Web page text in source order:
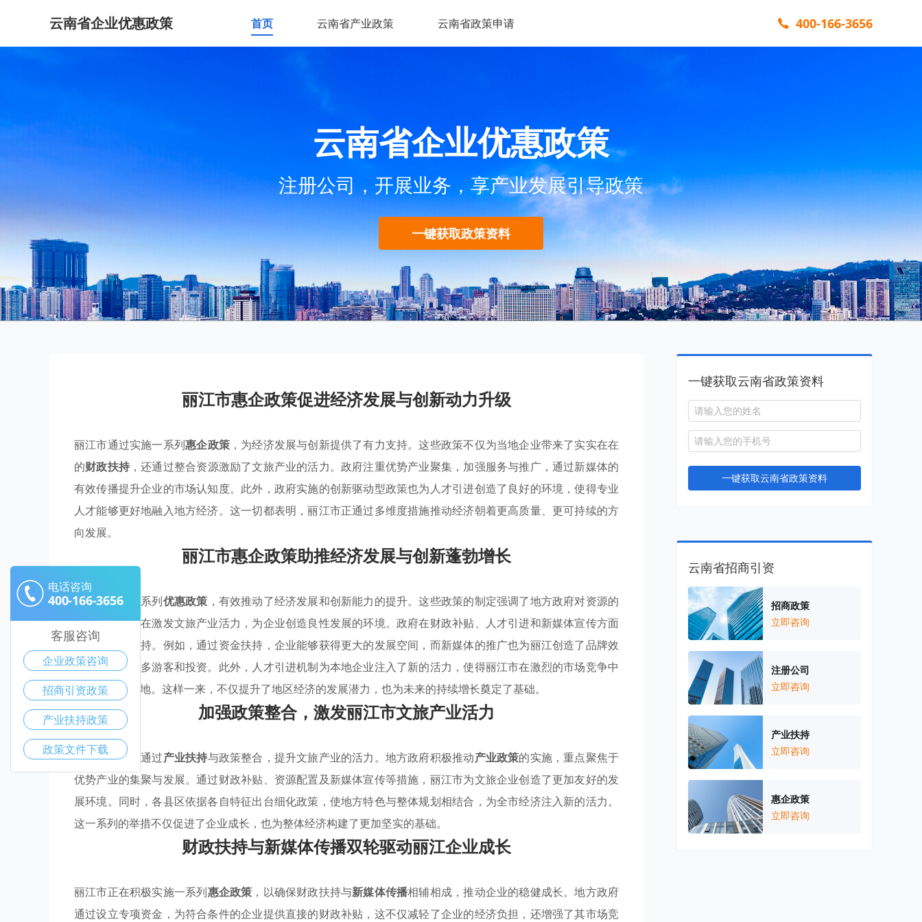
云南省企业优惠政策 首页 云南省产业政策 云南省政策申请 400-166-3656
云南省企业优惠政策
注册公司，开展业务，享产业发展引导政策
一键获取政策资料
丽江市惠企政策促进经济发展与创新动力升级
丽江市通过实施一系列惠企政策，为经济发展与创新提供了有力支持。这些政策不仅为当地企业带来了实实在在
的财政扶持 ，还通过整合资源激励了文旅产业的活力。政府注重优势产业聚集，加强服务与推广，通过新媒体的
有效传播提升企业的市场认知度。此外，政府实施的创新驱动型政策也为人才引进创造了良好的环境，使得专业
人才能够更好地融入地方经济。这一切都表明，丽江市正通过多维度措施推动经济朝着更高质量、更可持续的方
向发展。
丽江市惠企政策助推经济发展与创新蓬勃增长
丽江市通过一系列优惠政策 ，有效推动了经济发展和创新能力的提升。这些政策的制定强调了地方政府对资源的
整合能力，旨在激发文旅产业活力，为企业创造良性发展的环境。政府在财政补贴、人才引进和新媒体宣传方面
进行了有力支持。例如，通过资金扶持，企业能够获得更大的发展空间，而新媒体的推广也为丽江创造了品牌效
应，吸引了更多游客和投资。此外，人才引进机制为本地企业注入了新的活力，使得丽江市在激烈的市场竞争中
占据了一席之地。这样一来，不仅提升了地区经济的发展潜力，也为未来的持续增长奠定了基础。
加强政策整合，激发丽江市文旅产业活力
丽江市致力于通过产业扶持与政策整合，提升文旅产业的活力。地方政府积极推动产业政策的实施，重点聚焦于
优势产业的集聚与发展。通过财政补贴、资源配置及新媒体宣传等措施，丽江市为文旅企业创造了更加友好的发
展环境。同时，各县区依据各自特征出台细化政策，使地方特色与整体规划相结合，为全市经济注入新的活力。
这一系列的举措不仅促进了企业成长，也为整体经济构建了更加坚实的基础。
财政扶持与新媒体传播双轮驱动丽江企业成长
丽江市正在积极实施一系列惠企政策 ，以确保财政扶持与新媒体传播相辅相成，推动企业的稳健成长。地方政府
通过设立专项资金，为符合条件的企业提供直接的财政补贴，这不仅减轻了企业的经济负担，还增强了其市场竞
一键获取云南省政策资料
一键获取云南省政策资料
云南省招商引资
招商政策
立即咨询
注册公司
立即咨询
产业扶持
立即咨询
惠企政策
立即咨询
电话咨询
400-166-3656
客服咨询
企业政策咨询
招商引资政策
产业扶持政策
政策文件下载